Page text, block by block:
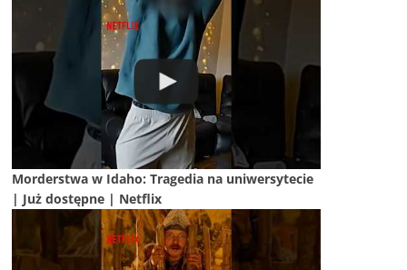
Morderstwa w Idaho: Tragedia na uniwersytecie
| Już dostępne | Netflix